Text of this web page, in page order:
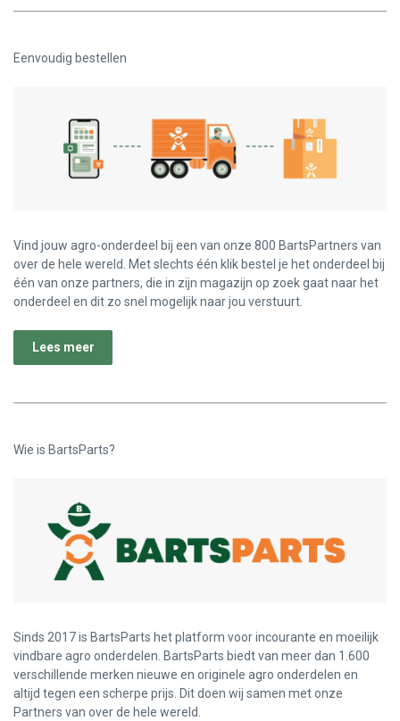
Eenvoudig bestellen
Vind jouw agro-onderdeel bij een van onze 800 BartsPartners van
over de hele wereld. Met slechts één klik bestel je het onderdeel bij
één van onze partners, die in zijn magazijn op zoek gaat naar het
onderdeel en dit zo snel mogelijk naar jou verstuurt.
Lees meer
Wie is BartsParts?
Sinds 2017 is BartsParts het platform voor incourante en moeilijk
vindbare agro onderdelen. BartsParts biedt van meer dan 1.600
verschillende merken nieuwe en originele agro onderdelen en
altijd tegen een scherpe prijs. Dit doen wij samen met onze
Partners van over de hele wereld.